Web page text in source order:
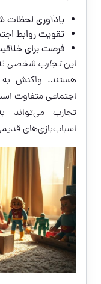
یادآوری
تقویت روابط
فرصت برای
اینتجارب شخصی
هستند. واکنش به
اجتماعی متفاوت
تجارب می‌تواند
اسباب‌بازی‌های